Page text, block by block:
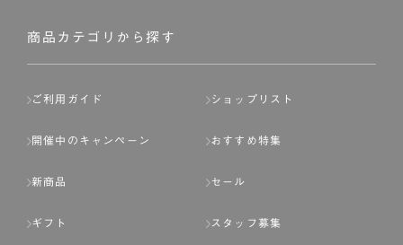
商品カテゴリから探す
ご利用ガイド ショップリスト
開催中のキャンペーン おすすめ特集
新商品 セール
ギフト スタッフ募集